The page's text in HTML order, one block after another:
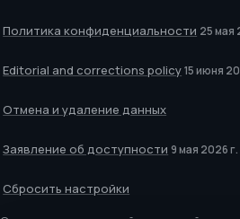
Политика конфиденциальности 25 мая
Editorial and corrections policy 15 июня
Отмена и удаление данных
Заявление об доступности 9 мая 2026 г.
Сбросить настройки